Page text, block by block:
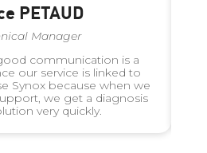
PETAUD
Manager
communication is a
our service is linked to
Synox because when we
we get a diagnosis
very quickly.